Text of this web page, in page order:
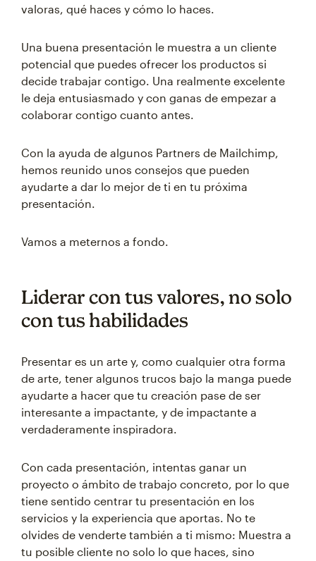
valoras, qué haces y cómo lo haces.
Una buena presentación le muestra a un cliente
potencial que puedes ofrecer los productos si
decide trabajar contigo. Una realmente excelente
le deja entusiasmado y con ganas de empezar a
colaborar contigo cuanto antes.
Con la ayuda de algunos Partners de Mailchimp,
hemos reunido unos consejos que pueden
ayudarte a dar lo mejor de ti en tu próxima
presentación.
Vamos a meternos a fondo.
Liderar con tus valores, no solo
con tus habilidades
Presentar es un arte y, como cualquier otra forma
de arte, tener algunos trucos bajo la manga puede
ayudarte a hacer que tu creación pase de ser
interesante a impactante, y de impactante a
verdaderamente inspiradora.
Con cada presentación, intentas ganar un
proyecto o ámbito de trabajo concreto, por lo que
tiene sentido centrar tu presentación en los
servicios y la experiencia que aportas. No te
olvides de venderte también a ti mismo: Muestra a
tu posible cliente no solo lo que haces, sino